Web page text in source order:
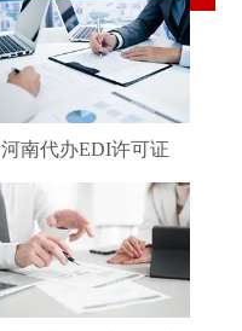
河南代办EDI许可证